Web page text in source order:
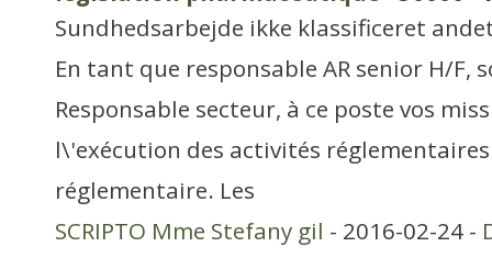
Sundhedsarbejde ikke klassificeret
En tant que responsable AR senior H/F,
Responsable secteur, à ce poste vos
l\'exécution des activités
réglementaire. Les
SCRIPTO Mme Stefany gil - 2016-02-24 -